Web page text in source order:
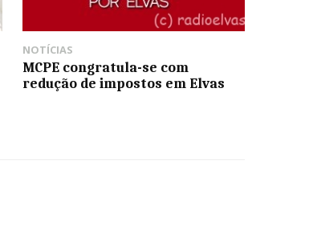
NOTÍCIAS
MCPE congratula-se com
redução de impostos em Elvas